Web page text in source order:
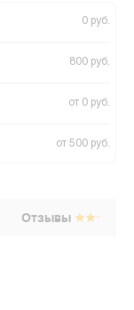
0 руб.
800 руб.
от 0 руб.
от 500 руб.
Отзывы